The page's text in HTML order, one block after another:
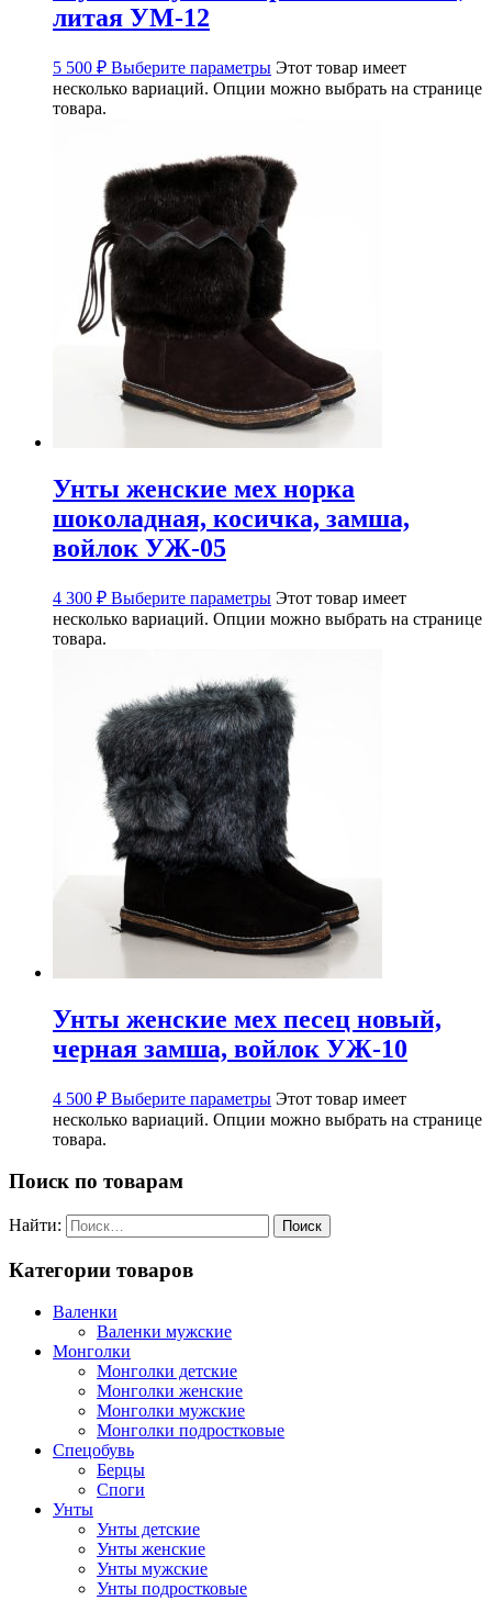
литая УМ-12
5 500 ₽ Выберите параметры Этот товар имеет
несколько вариаций. Опции можно выбрать на странице
товара.
Унты женские мех норка
шоколадная, косичка, замша,
войлок УЖ-05
4 300 ₽ Выберите параметры Этот товар имеет
несколько вариаций. Опции можно выбрать на странице
товара.
Унты женские мех песец новый,
черная замша, войлок УЖ-10
4 500 ₽ Выберите параметры Этот товар имеет
несколько вариаций. Опции можно выбрать на странице
товара.
Поиск по товарам
Найти:
Категории товаров
Валенки
Валенки мужские
Монголки
Монголки детские
Монголки женские
Монголки мужские
Монголки подростковые
Спецобувь
Берцы
Споги
Унты
Унты детские
Унты женские
Унты мужские
Унты подростковые